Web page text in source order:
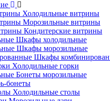
Холодильные витрины
Морозильные витрины
Кондитерские витрины
Шкафы холодильные
Шкафы морозильные
Шкафы
Холодильные горки
Бонеты морозильные
бонеты
Холодильные столы